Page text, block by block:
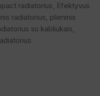
radiatorius Efektyvus
radiatorius plieninis
su kabliukais